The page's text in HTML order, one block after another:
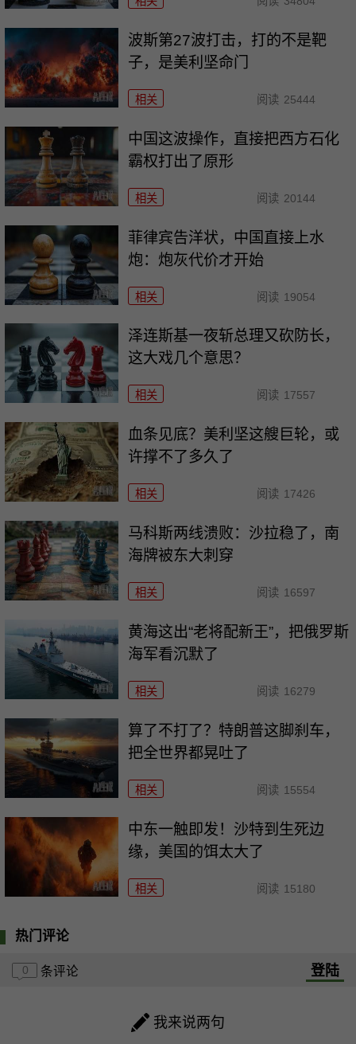
波斯第27波打击，打的不是靶
子，是美利坚命门
相关 阅读 25444
中国这波操作，直接把西方石化
霸权打出了原形
相关 阅读 20144
菲律宾告洋状，中国直接上水
炮：炮灰代价才开始
相关 阅读 19054
泽连斯基一夜斩总理又砍防长，
这大戏几个意思？
相关 阅读 17557
血条见底？美利坚这艘巨轮，或
许撑不了多久了
相关 阅读 17426
马科斯两线溃败：沙拉稳了，南
海牌被东大刺穿
相关 阅读 16597
黄海这出“老将配新王”，把俄罗斯
海军看沉默了
相关 阅读 16279
算了不打了？特朗普这脚刹车，
把全世界都晃吐了
相关 阅读 15554
中东一触即发！沙特到生死边
缘，美国的饵太大了
相关 阅读 15180
热门评论
0 条评论 登陆
我来说两句